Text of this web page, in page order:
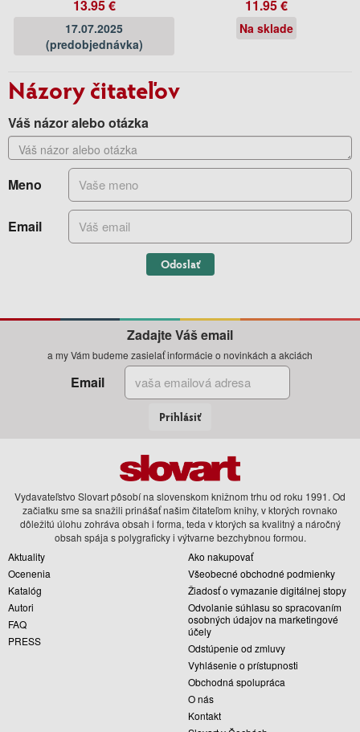
13.95 €
17.07.2025
(predobjednávka)
11.95 €
Na sklade
Názory čitateľov
Váš názor alebo otázka
Meno
Email
Odoslať
Zadajte Váš email
a my Vám budeme zasielať informácie o novinkách a akciách
Email
Prihlásiť
Vydavateľstvo Slovart pôsobí na slovenskom knižnom trhu od roku 1991. Od
začiatku sme sa snažili prinášať našim čitateľom knihy, v ktorých rovnako
dôležitú úlohu zohráva obsah i forma, teda v ktorých sa kvalitný a náročný
obsah spája s polygraficky i výtvarne bezchybnou formou.
Aktuality
Ocenenia
Katalóg
Autori
FAQ
PRESS
Ako nakupovať
Všeobecné obchodné podmienky
Žiadosť o vymazanie digitálnej stopy
Odvolanie súhlasu so spracovaním
osobných údajov na marketingové
účely
Odstúpenie od zmluvy
Vyhlásenie o prístupnosti
Obchodná spolupráca
O nás
Kontakt